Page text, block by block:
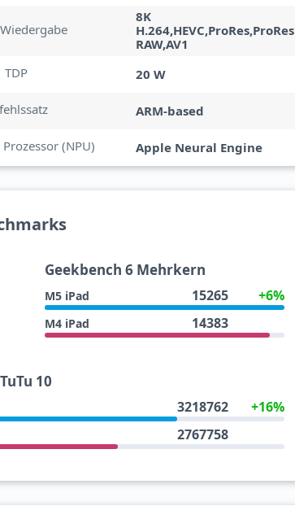
8K
H.264,HEVC,ProRes,ProRes
RAW,AV1
TDP 20 W
ARM-based
(NPU) Apple Neural Engine
Geekbench 6 Mehrkern
M5 iPad 15265 +6%
M4 iPad 14383
10
3218762
+16%
2767758